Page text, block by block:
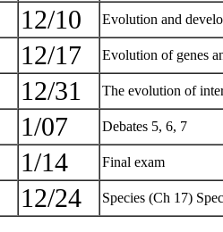
12/10 Evolution and
12/17 Evolution of genes
12/31 The evolution of
1/07 Debates 5, 6, 7
1/14 Final exam
12/24 Species (Ch 17)